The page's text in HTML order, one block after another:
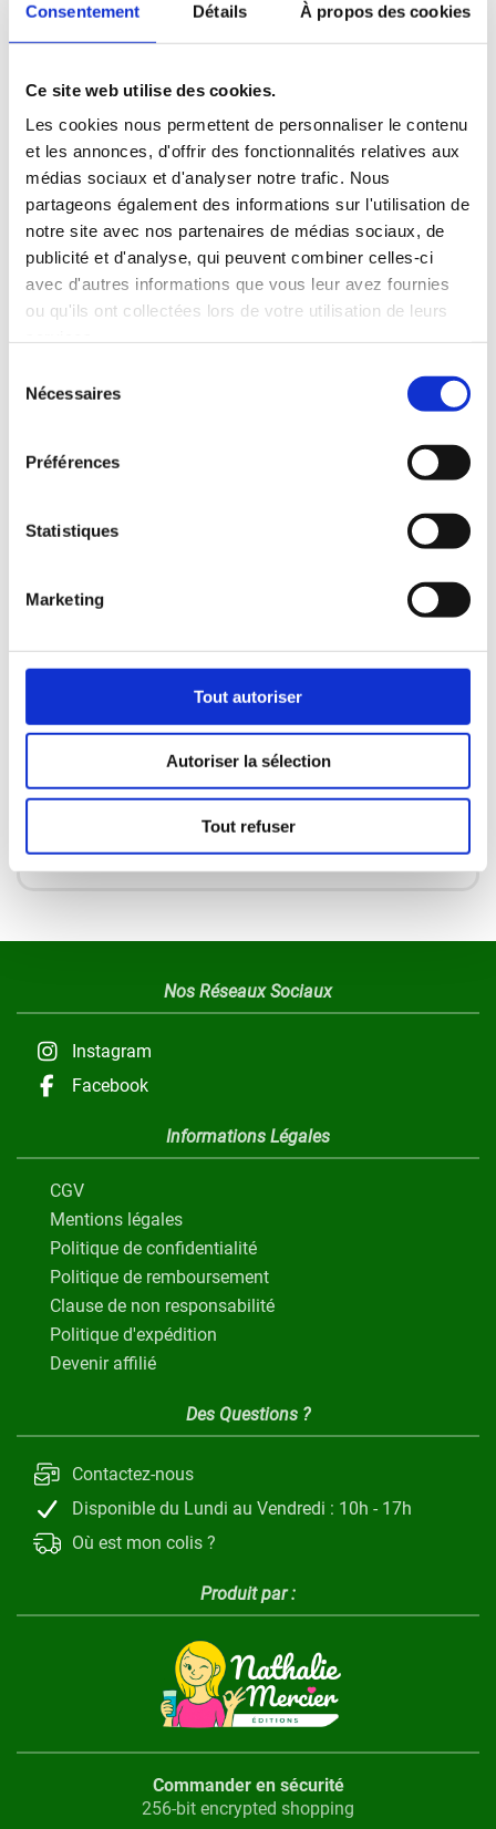
Consentement Détails À propos des cookies
Ce site web utilise des cookies.
Les cookies nous permettent de personnaliser le contenu
et les annonces, d'offrir des fonctionnalités relatives aux
médias sociaux et d'analyser notre trafic. Nous
partageons également des informations sur l'utilisation de
notre site avec nos partenaires de médias sociaux, de
publicité et d'analyse, qui peuvent combiner celles-ci
avec d'autres informations que vous leur avez fournies
ou qu'ils ont collectées lors de votre utilisation de leurs
Nécessaires
Préférences
Statistiques
Marketing
Tout autoriser
Autoriser la sélection
Tout refuser
Expédition à domicile partout au
Canada 🇨🇦
Plus que 3h 14min pour un envoi aujourd’hui
VALIDER I 55$
confidentialité
Nos Réseaux Sociaux
Instagram
Facebook
Informations Légales
CGV
Mentions légales
Politique de confidentialité
Politique de remboursement
Clause de non responsabilité
Politique d'expédition
Devenir affilié
Des Questions ?
Contactez-nous
Disponible du Lundi au Vendredi : 10h - 17h
Où est mon colis ?
Produit par :
Commander en sécurité
256-bit encrypted shopping